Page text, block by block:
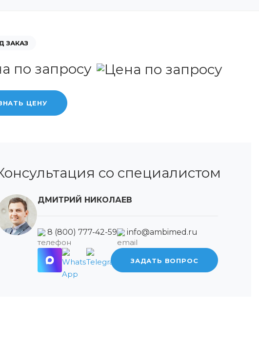
ЗАКАЗ
по запросу
ЦЕНУ
со специалистом
ДМИТРИЙ НИКОЛАЕВ
8 (800) 777-42-59 info@ambimed.ru
ЗАДАТЬ ВОПРОС